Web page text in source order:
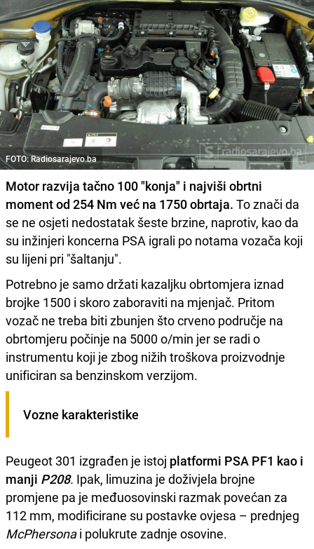
FOTO: Radiosarajevo.ba
Motor razvija tačno 100 "konja" i najviši obrtni
moment od 254 Nm već na 1750 obrtaja. To znači da
se ne osjeti nedostatak šeste brzine, naprotiv, kao da
su inžinjeri koncerna PSA igrali po notama vozača koji
su lijeni pri "šaltanju".
Potrebno je samo držati kazaljku obrtomjera iznad
brojke 1500 i skoro zaboraviti na mjenjač. Pritom
vozač ne treba biti zbunjen što crveno područje na
obrtomjeru počinje na 5000 o/min jer se radi o
instrumentu koji je zbog nižih troškova proizvodnje
unificiran sa benzinskom verzijom.
Vozne karakteristike
Peugeot 301 izgrađen je istoj platformi PSA PF1 kao i
manji P208. Ipak, limuzina je doživjela brojne
promjene pa je međuosovinski razmak povećan za
112 mm, modificirane su postavke ovjesa – prednjeg
McPhersonai polukrute zadnje osovine.